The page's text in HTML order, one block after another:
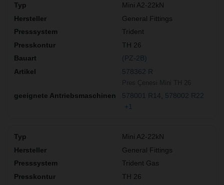
Mini A2-22kN
General Fittings
Trident
TH 26
(PZ-2B)
578362 R
578001 R14
578002 R22
+1
Mini A2-22kN
General Fittings
Trident Gas
TH 26